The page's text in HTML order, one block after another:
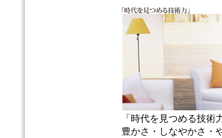
「時代を見つめる技術
豊かさ・しなやかさ・